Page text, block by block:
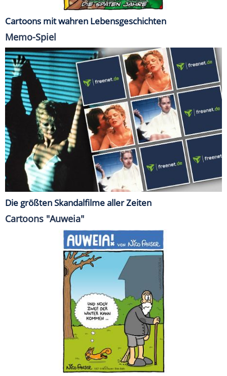
Cartoons mit wahren Lebensgeschichten
Memo-Spiel
Die größten Skandalfilme aller Zeiten
Cartoons "Auweia"